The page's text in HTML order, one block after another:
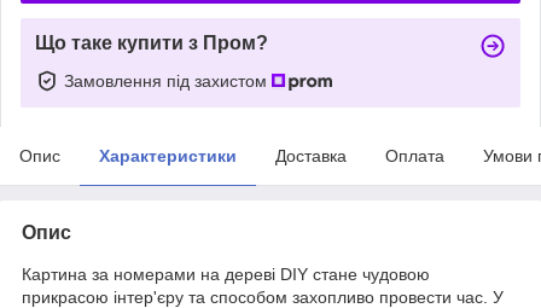
Що таке купити з Пром?
Замовлення під захистом
Опис Характеристики Доставка Оплата Умови
Опис
Картина за номерами на дереві DIY стане чудовою
прикрасою інтер'єру та способом захопливо провести час. У